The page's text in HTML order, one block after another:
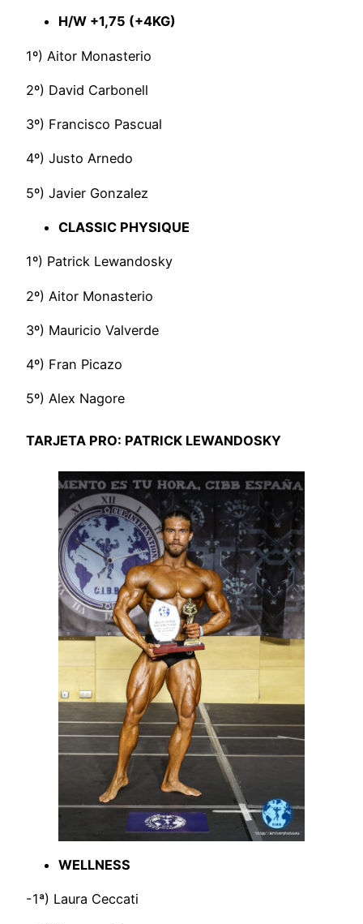
H/W +1,75 (+4KG)
1º) Aitor Monasterio
2º) David Carbonell
3º) Francisco Pascual
4º) Justo Arnedo
5º) Javier Gonzalez
CLASSIC PHYSIQUE
1º) Patrick Lewandosky
2º) Aitor Monasterio
3º) Mauricio Valverde
4º) Fran Picazo
5º) Alex Nagore
TARJETA PRO: PATRICK LEWANDOSKY
WELLNESS
-1ª) Laura Ceccati